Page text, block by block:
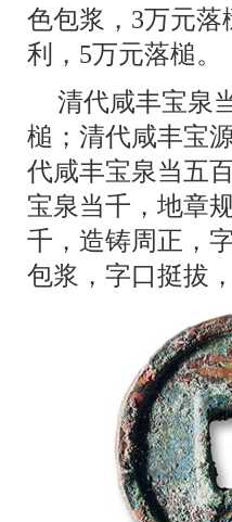
色包浆，3万元
利，5万元落槌。
清代咸丰宝泉
槌；清代咸丰宝
代咸丰宝泉当五
宝泉当千，地章
千，造铸周正，
包浆，字口挺拔